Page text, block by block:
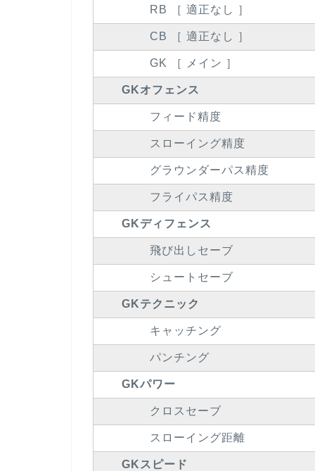
RB ［ 適正なし ］
CB ［ 適正なし ］
GK ［ メイン ］
GKオフェンス
フィード精度
スローイング精度
グラウンダーパス精度
フライパス精度
GKディフェンス
飛び出しセーブ
シュートセーブ
GKテクニック
キャッチング
パンチング
GKパワー
クロスセーブ
スローイング距離
GKスピード